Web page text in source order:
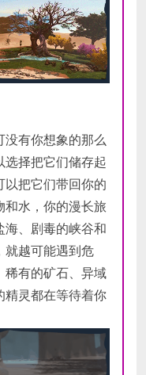
有你想象的那么
择把它们储存起
把它们带回你的
水，你的漫长旅
、剧毒的峡谷和
就越可能遇到危
稀有的矿石、异域
精灵都在等待着你